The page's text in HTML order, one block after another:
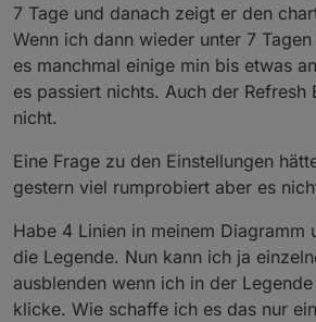
7 Tage und danach zeigt er den
Wenn ich dann wieder unter 7
es manchmal einige min bis etwas
es passiert nichts. Auch der Refresh
nicht.
Eine Frage zu den Einstellungen
gestern viel rumprobiert aber es
Habe 4 Linien in meinem Diagramm
die Legende. Nun kann ich ja
ausblenden wenn ich in der
klicke. Wie schaffe ich es das nur